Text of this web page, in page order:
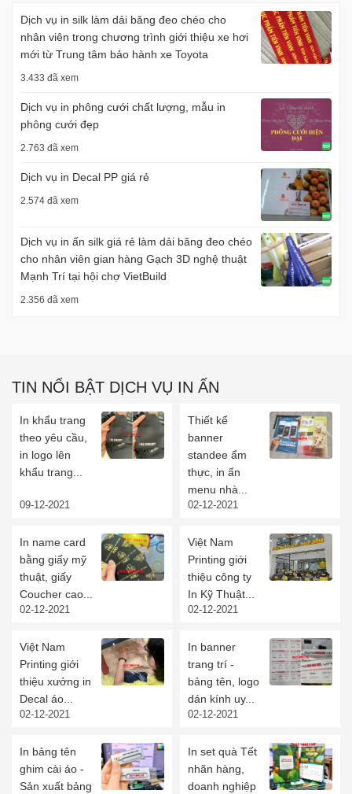
Dịch vụ in silk làm dải băng đeo chéo cho
nhân viên trong chương trình giới thiệu xe hơi
mới từ Trung tâm bảo hành xe Toyota
3.433 đã xem
Dịch vụ in phông cưới chất lượng, mẫu in
phông cưới đẹp
2.763 đã xem
Dịch vụ in Decal PP giá rẻ
2.574 đã xem
Dịch vụ in ấn silk giá rẻ làm dải băng đeo chéo
cho nhân viên gian hàng Gạch 3D nghệ thuật
Mạnh Trí tại hội chợ VietBuild
2.356 đã xem
TIN NỔI BẬT DỊCH VỤ IN ẤN
In khẩu trang
theo yêu cầu,
in logo lên
khẩu trang...
09-12-2021
Thiết kế
banner
standee ẩm
thực, in ấn
menu nhà...
02-12-2021
In name card
bằng giấy mỹ
thuật, giấy
Coucher cao...
02-12-2021
Việt Nam
Printing giới
thiệu công ty
In Kỹ Thuật...
02-12-2021
Việt Nam
Printing giới
thiệu xưởng in
Decal áo...
02-12-2021
In banner
trang trí -
bảng tên, logo
dán kính uy...
02-12-2021
In bảng tên
ghim cài áo -
Sản xuất bảng
In set quà Tết
nhãn hàng,
doanh nghiệp